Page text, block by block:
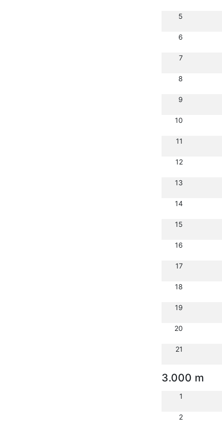
5
6
7
8
9
10
11
12
13
14
15
16
17
18
19
20
21
3.000 m
1
2